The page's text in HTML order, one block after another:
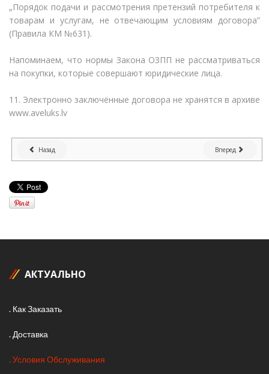
„Порядок подачи и рассмотрения претензий потребителя к
товарам и услугам, не отвечающим условиям договора”
(Правила КМ №631).
Напоминаем, что нормы Закона ОЗПП не рассматриваться
на покупки, которые совершают юридические лица.
11. Электронно заключённые договора не хранятся в архиве
www.aveluks.lv
Назад Вперед
АКТУАЛЬНО
Как Заказать
Доставка
Условия Обслуживания